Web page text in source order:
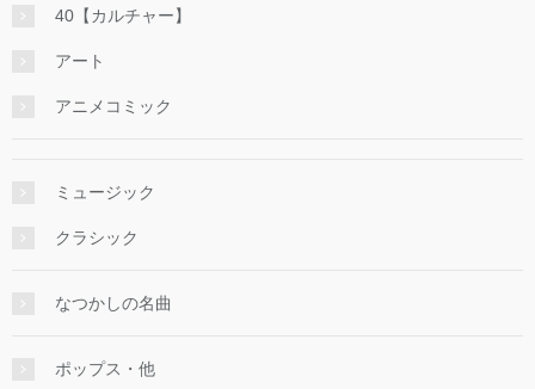
40【カルチャー】
アート
アニメコミック
ミュージック
クラシック
なつかしの名曲
ポップス・他